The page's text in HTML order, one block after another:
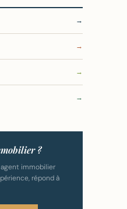
→
→
→
→
?
immobilier
répond à